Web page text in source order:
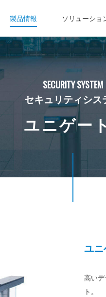
製品情報 ソリューショ
SECURITY SYSTEM
セキュリティシス
ユニゲー
ユニ
高い
ト。